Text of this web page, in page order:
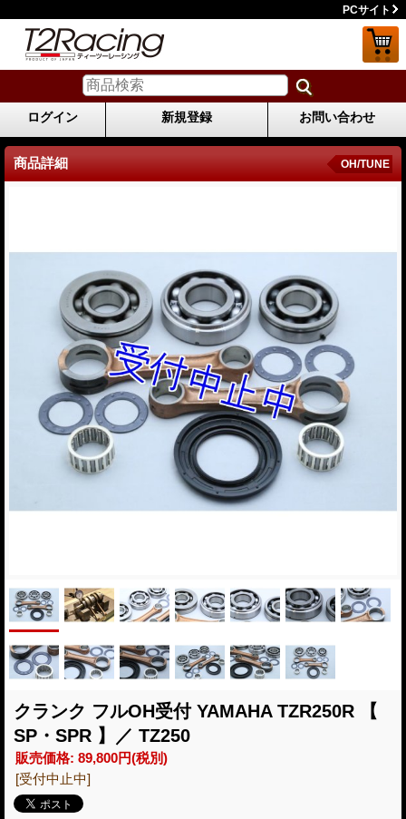
PCサイト
ログイン 新規登録 お問い合わせ
商品詳細 OH/TUNE
クランク フルOH受付 YAMAHA TZR250R 【
SP・SPR 】／ TZ250
販売価格: 89,800円(税別)
[受付中止中]